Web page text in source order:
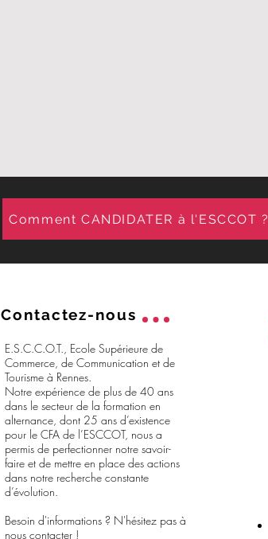
Comment CANDIDATER à l'ESCCOT ?
Contactez-nous
E.S.C.C.O.T., Ecole Supérieure de
Commerce, de Communication et de
Tourisme à Rennes.
Notre expérience de plus de 40 ans
dans le secteur de la formation en
alternance, dont 25 ans d’existence
pour le CFA de l’ESCCOT, nous a
permis de perfectionner notre savoir-
faire et de mettre en place des actions
dans notre recherche constante
d’évolution.
Besoin d'informations ? N'hésitez pas à
nous contacter !